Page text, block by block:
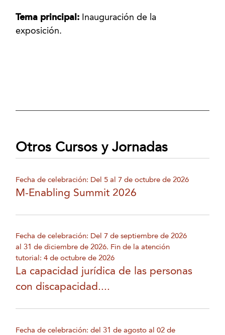
Tema principal:
Inauguración de la
exposición.
Otros Cursos y Jornadas
Fecha de celebración: Del 5 al 7 de octubre de 2026
M-Enabling Summit 2026
Fecha de celebración: Del 7 de septiembre de 2026
al 31 de diciembre de 2026. Fin de la atención
tutorial: 4 de octubre de 2026
La capacidad jurídica de las personas
con discapacidad....
Fecha de celebración: del 31 de agosto al 02 de